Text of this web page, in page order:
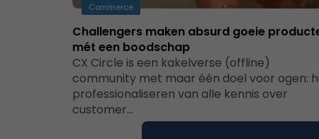
Commerce
Challengers maken absurd goeie
mét een boodschap
CX Circle is een kakelverse (offline)
community met maar één doel voor ogen:
professionaliseren van alle kennis over
customer…